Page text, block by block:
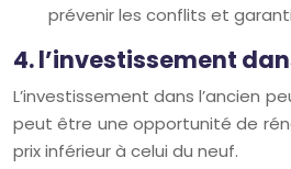
prévenir les conflits et
4. l’investissement
L’investissement dans l’ancien
peut être une opportunité de
prix inférieur à celui du neuf.